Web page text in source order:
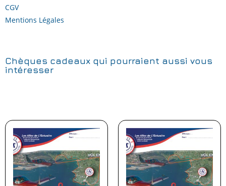
CGV
Mentions Légales
Chèques cadeaux qui pourraient aussi vous
intéresser